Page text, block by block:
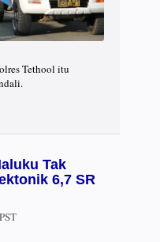
Tethool itu
Tak
6,7 SR